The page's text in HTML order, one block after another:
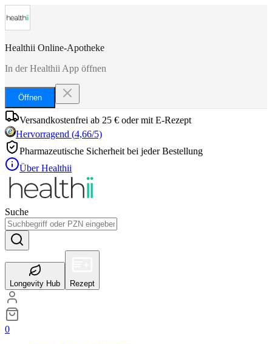
Healthii Online-Apotheke
In der Healthii App öffnen
Öffnen
Versandkostenfrei ab 25 € oder mit E-Rezept
Hervorragend (4,66/5)
Pharmazeutische Sicherheit bei jeder Bestellung
Über Healthii
Suche
Longevity Hub Rezept
0